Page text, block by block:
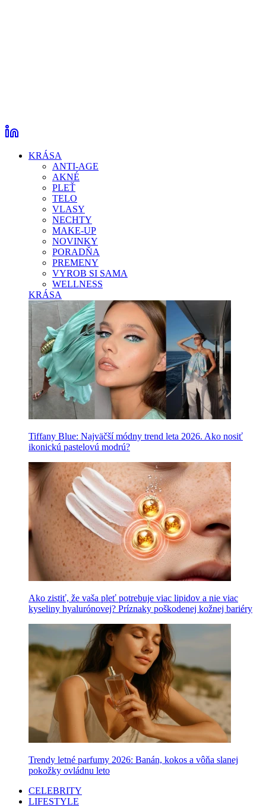
KRÁSA
ANTI-AGE
AKNÉ
PLEŤ
TELO
VLASY
NECHTY
MAKE-UP
NOVINKY
PORADŇA
PREMENY
VYROB SI SAMA
WELLNESS
KRÁSA
Tiffany Blue: Najväčší módny trend leta 2026. Ako nosiť
ikonickú pastelovú modrú?
Ako zistiť, že vaša pleť potrebuje viac lipidov a nie viac
kyseliny hyalurónovej? Príznaky poškodenej kožnej bariéry
Trendy letné parfumy 2026: Banán, kokos a vôňa slanej
pokožky ovládnu leto
CELEBRITY
LIFESTYLE